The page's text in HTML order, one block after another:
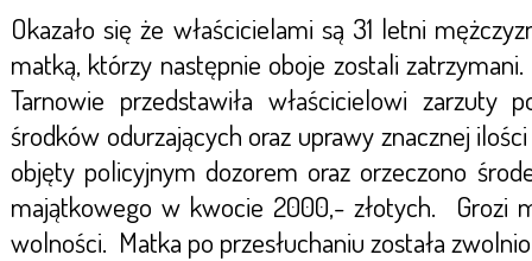
Okazało się że właścicielami są 31 letni
matką, którzy następnie oboje zostali
Tarnowie przedstawiła właścicielowi zarzuty
środków odurzających oraz uprawy znacznej
objęty policyjnym dozorem oraz orzeczono
majątkowego w kwocie 2000,- złotych. Grozi
wolności. Matka po przesłuchaniu została